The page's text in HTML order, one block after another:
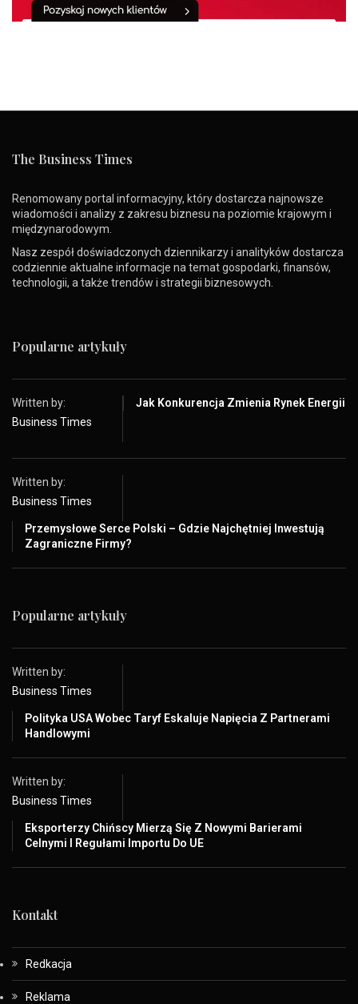
The Business Times
Renomowany portal informacyjny, który dostarcza najnowsze
wiadomości i analizy z zakresu biznesu na poziomie krajowym i
międzynarodowym.
Nasz zespół doświadczonych dziennikarzy i analityków dostarcza
codziennie aktualne informacje na temat gospodarki, finansów,
technologii, a także trendów i strategii biznesowych.
Popularne artykuły
Written by:
Business Times
Jak Konkurencja Zmienia Rynek Energii
Written by:
Business Times
Przemysłowe Serce Polski – Gdzie Najchętniej Inwestują
Zagraniczne Firmy?
Popularne artykuły
Written by:
Business Times
Polityka USA Wobec Taryf Eskaluje Napięcia Z Partnerami
Handlowymi
Written by:
Business Times
Eksporterzy Chińscy Mierzą Się Z Nowymi Barierami
Celnymi I Regułami Importu Do UE
Kontakt
Redkacja
Reklama